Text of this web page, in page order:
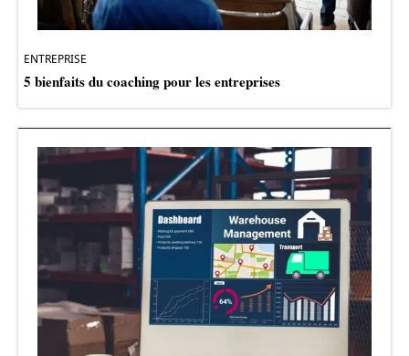
ENTREPRISE
5 bienfaits du coaching pour les entreprises